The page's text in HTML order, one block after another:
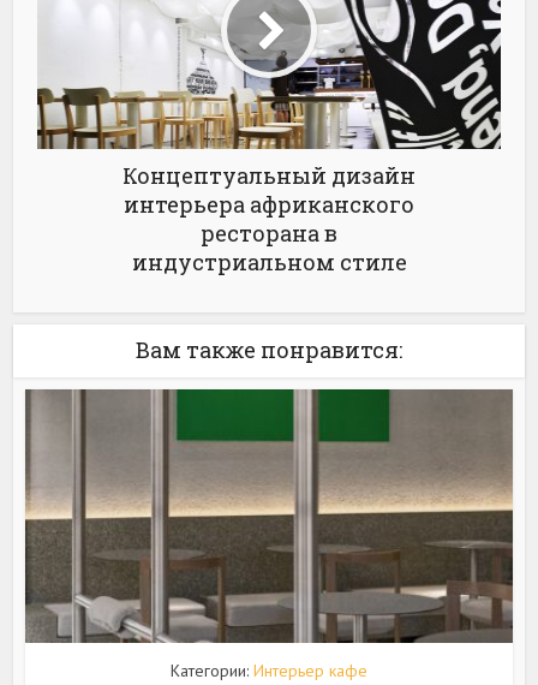
Концептуальный дизайн
интерьера африканского
ресторана в
индустриальном стиле
Вам также понравится:
Категории: Интерьер кафе